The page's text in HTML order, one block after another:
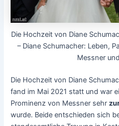
Die Hochzeit von Diane
– Diane Schumacher: Leben,
Messner
Die Hochzeit von Diane
fand im Mai 2021 statt und war
Prominenz von Messner sehr
wurde. Beide entschieden sich